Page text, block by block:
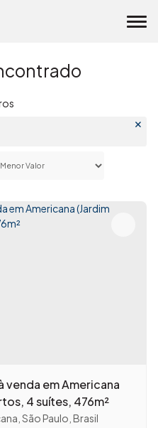
venda em Americana
4 suítes, 476m²
São Paulo Brasil